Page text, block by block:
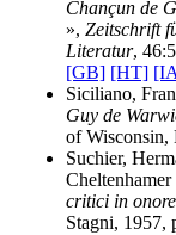
Chançun de
», Zeitschrift
Literatur,
[GB] [HT]
Siciliano,
Guy de
of Wisconsin,
Suchier,
critici in
Stagni, 1957,